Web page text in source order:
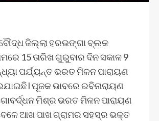
ଜିଲ୍ଲା ହରଭଙ୍ଗା ବ୍ଲକ
15 ତାରିଖ ଗୁରୁବାର ଦିନ ସକାଳ 9
ପର୍ଯ୍ୟନ୍ତ ଭରତ ମିଳନ ପାରାୟଣ
l ପୂଜକ ଭାବରେ ରବିନାରାୟଣ
ମିଶ୍ର ଭରତ ମିଳନ ପାରାୟଣ
ଆଖ ପାଖ ଗ୍ରାମର ସହସ୍ର ଭକ୍ତ